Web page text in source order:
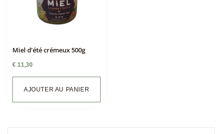
Miel d’été crémeux 500g
€ 11,30
AJOUTER AU PANIER